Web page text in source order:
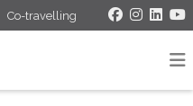
Co-travelling